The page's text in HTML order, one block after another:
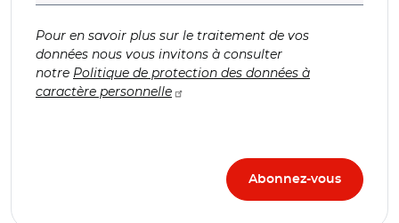
Pour en savoir plus sur le traitement de vos
données nous vous invitons à consulter
notre Politique de protection des données à
caractère personnelle